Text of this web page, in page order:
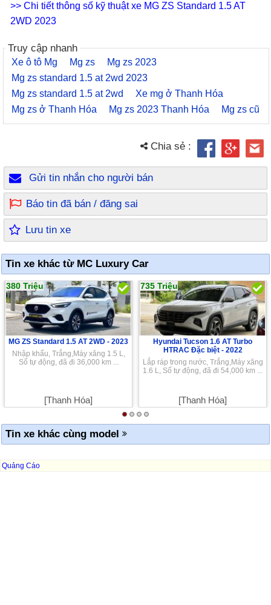
>> Chi tiết thông số kỹ thuật xe MG ZS Standard 1.5 AT
2WD 2023
Truy cập nhanh
Xe ô tô Mg Mg zs
Mg zs 2023
Mg zs standard 1.5 at 2wd 2023
Mg zs standard 1.5 at 2wd
Xe mg ở Thanh Hóa
Mg zs ở Thanh Hóa
Mg zs 2023 Thanh Hóa Mg zs cũ
Chia sẻ :
Gửi tin nhắn cho người bán
Báo tin đã bán / đăng sai
Lưu tin xe
Tin xe khác từ MC Luxury Car
380 Triệu
MG ZS Standard 1.5 AT 2WD - 2023
Nhập khẩu, Trắng,Máy xăng 1.5 L,
Số tự động, đã đi 36,000 km ...
[Thanh Hóa]
735 Triệu
Hyundai Tucson 1.6 AT Turbo
HTRAC Đặc biệt - 2022
Lắp ráp trong nước, Trắng,Máy xăng
1.6 L, Số tự động, đã đi 54,000 km ...
[Thanh Hóa]
Tin xe khác cùng model
Quảng Cáo